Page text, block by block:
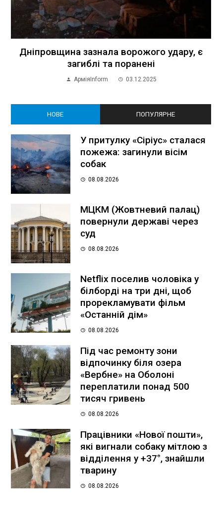
Дніпровщина зазнала ворожого удару, є
загиблі та поранені
АрміяInform 03.12.2025
НОВЕ ПОПУЛЯРНЕ
У притулку «Сіріус» сталася
пожежа: загинули вісім
собак
08.08.2026
МЦКМ (Жовтневий палац)
повернули державі через
суд
08.08.2026
Netflix поселив чоловіка у
білборді на три дні, щоб
прорекламувати фільм
«Останній дім»
08.08.2026
Під час ремонту зони
відпочинку біля озера
«Вербне» на Оболоні
переплатили понад 500
тисяч гривень
08.08.2026
Працівники «Нової пошти»,
які вигнали собаку мітлою з
відділення у +37°, знайшли
тварину
08.08.2026